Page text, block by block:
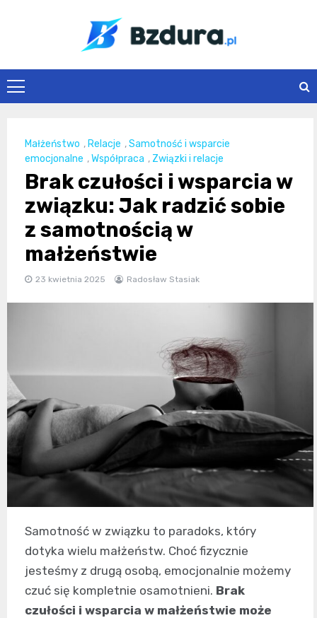
Bzdura.pl
Małżeństwo , Relacje ,Samotność i wsparcie
emocjonalne ,Współpraca , Związki i relacje
Brak czułości i wsparcia w
związku: Jak radzić sobie
z samotnością w
małżeństwie
23 kwietnia 2025 Radosław Stasiak
Samotność w związku to paradoks, który
dotyka wielu małżeństw. Choć fizycznie
jesteśmy z drugą osobą, emocjonalnie możemy
czuć się kompletnie osamotnieni. Brak
czułości i wsparcia w małżeństwie może